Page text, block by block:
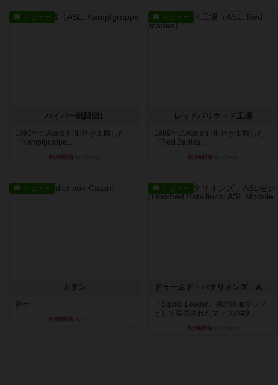
レビュー
パイパー戦闘団1
1993年にAvalon Hill社が出版した
『Kampfgruppe...
約2時間前
レビュー
レッドバリケ－ド工場
1989年にAvalon Hill社が出版した
『Red Barrica...
約3時間前
レビュー
カタン
神ゲー
約5時間前
レビュー
ドゥームド・バタリオンズ：ASLモジュール11
『Squad Leader』用の追加マップ
として発売されたマップの#9...
約5時間前